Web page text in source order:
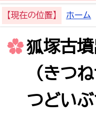
【現在の位置】 ホーム
狐塚古
（きつ
つどいぶ